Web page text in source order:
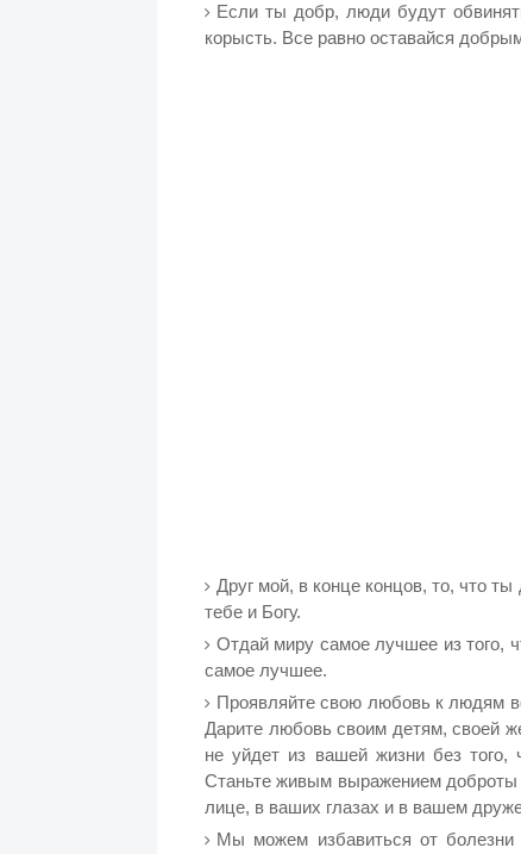
Если ты добр, люди будут
корысть. Все равно оставайся
Друг мой, в конце концов, то, что
тебе и Богу.
Отдай миру самое лучшее из того,
самое лучшее.
Проявляйте свою любовь к людям
Дарите любовь своим детям, своей
не уйдет из вашей жизни без того,
Станьте живым выражением
лице, в ваших глазах и в вашем
Мы можем избавиться от болезни